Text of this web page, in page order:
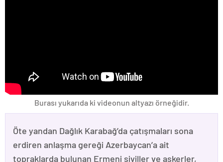
Burası yukarıda ki videonun altyazı örneğidir.
Öte yandan Dağlık Karabağ’da çatışmaları sona
erdiren anlaşma gereği Azerbaycan’a ait
topraklarda bulunan Ermeni siviller ve askerler,